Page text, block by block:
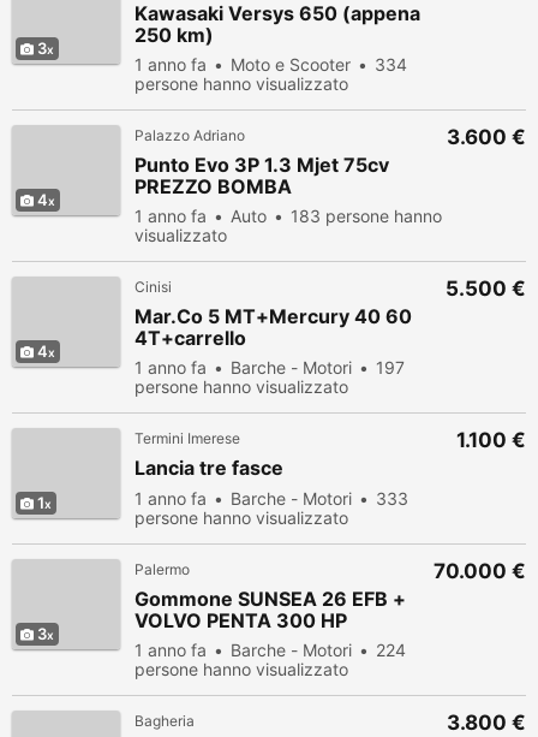
3
Kawasaki Versys 650 (appena
250 km)
1 anno fa Moto e Scooter
334
persone hanno visualizzato
4
Palazzo Adriano
Punto Evo 3P 1.3 Mjet 75cv
PREZZO BOMBA
1 anno fa Auto
183 persone hanno
visualizzato
3.600 €
4
Cinisi
Mar.Co 5 MT+Mercury 40 60
4T+carrello
1 anno fa Barche - Motori
197
persone hanno visualizzato
5.500 €
1
Termini Imerese
Lancia tre fasce
1 anno fa Barche - Motori
333
persone hanno visualizzato
1.100 €
3
Palermo
Gommone SUNSEA 26 EFB +
VOLVO PENTA 300 HP
1 anno fa Barche - Motori
224
persone hanno visualizzato
70.000 €
Bagheria 3.800 €